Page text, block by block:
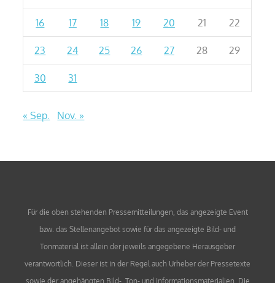
16 17 18 19 20 21 22
23 24 25 26 27 28 29
30 31
« Sep. Nov. »
Für die oben stehenden Pressemitteilungen, das angezeigte Event
bzw. das Stellenangebot sowie für das angezeigte Bild- und
Tonmaterial ist allein der jeweils angegebene Herausgeber
verantwortlich. Dieser ist in der Regel auch Urheber der Pressetexte
sowie der angehängten Bild-, Ton- und Informationsmaterialien. Die